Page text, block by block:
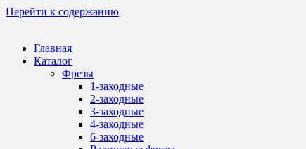
Перейти к содержанию
Главная
Каталог
Фрезы
1-заходные
2-заходные
3-заходные
4-заходные
6-заходные